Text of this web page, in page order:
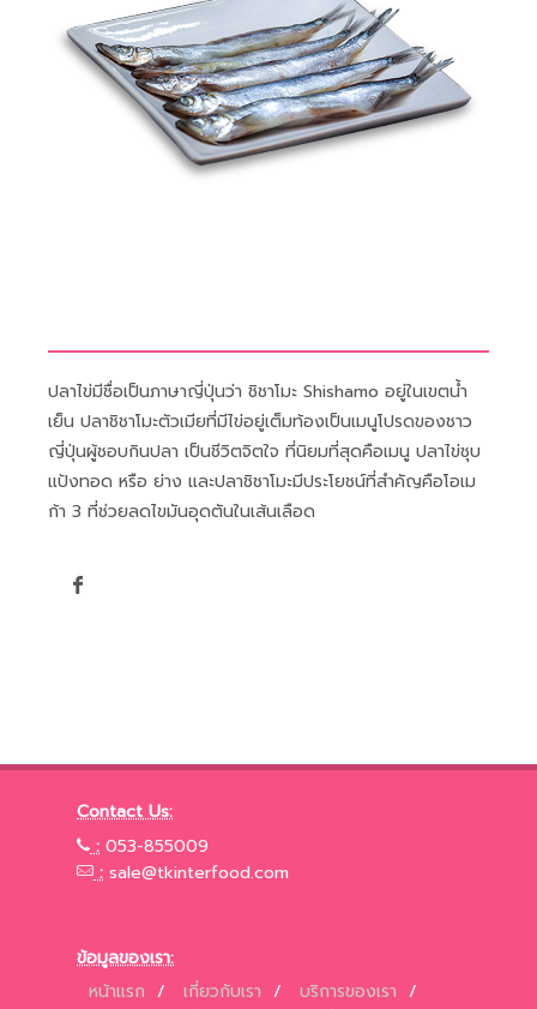
ปลาไข่มีชื่อเป็นภาษาญี่ปุ่นว่า ชิชาโมะ Shishamo อยู่ในเขตน้ำ
เย็น ปลาชิชาโมะตัวเมียที่มีไข่อยู่เต็มท้องเป็นเมนูโปรดของชาว
ญี่ปุ่นผู้ชอบกินปลา เป็นชีวิตจิตใจ ที่นิยมที่สุดคือเมนู ปลาไข่ชุบ
แป้งทอด หรือ ย่าง และปลาชิชาโมะมีประโยชน์ที่สำคัญคือโอเม
ก้า 3 ที่ช่วยลดไขมันอุดตันในเส้นเลือด
Contact Us:
: 053-855009
: sale@tkinterfood.com
ข้อมูลของเรา:
หน้าแรก / เกี่ยวกับเรา / บริการของเรา /